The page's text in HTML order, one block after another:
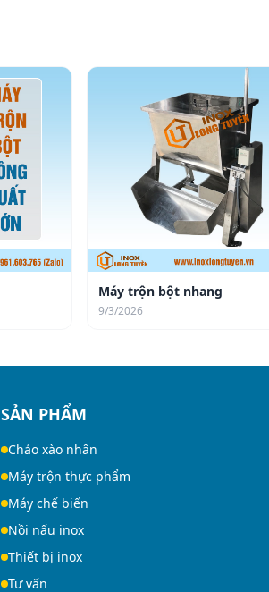
Máy trộn bột nhang
9/3/2026
SẢN PHẨM
Chảo xào nhân
Máy trộn thực phẩm
Máy chế biến
Nồi nấu inox
Thiết bị inox
Tư vấn